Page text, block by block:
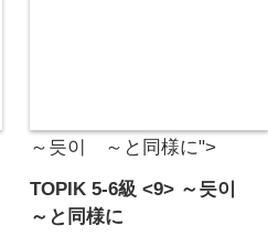
～듯이 ～と同様に">
TOPIK 5-6級 <9> ～듯이
～と同様に